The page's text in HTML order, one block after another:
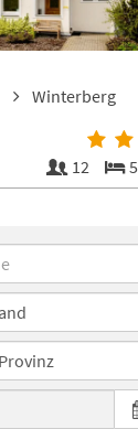
Winterberg
12 5